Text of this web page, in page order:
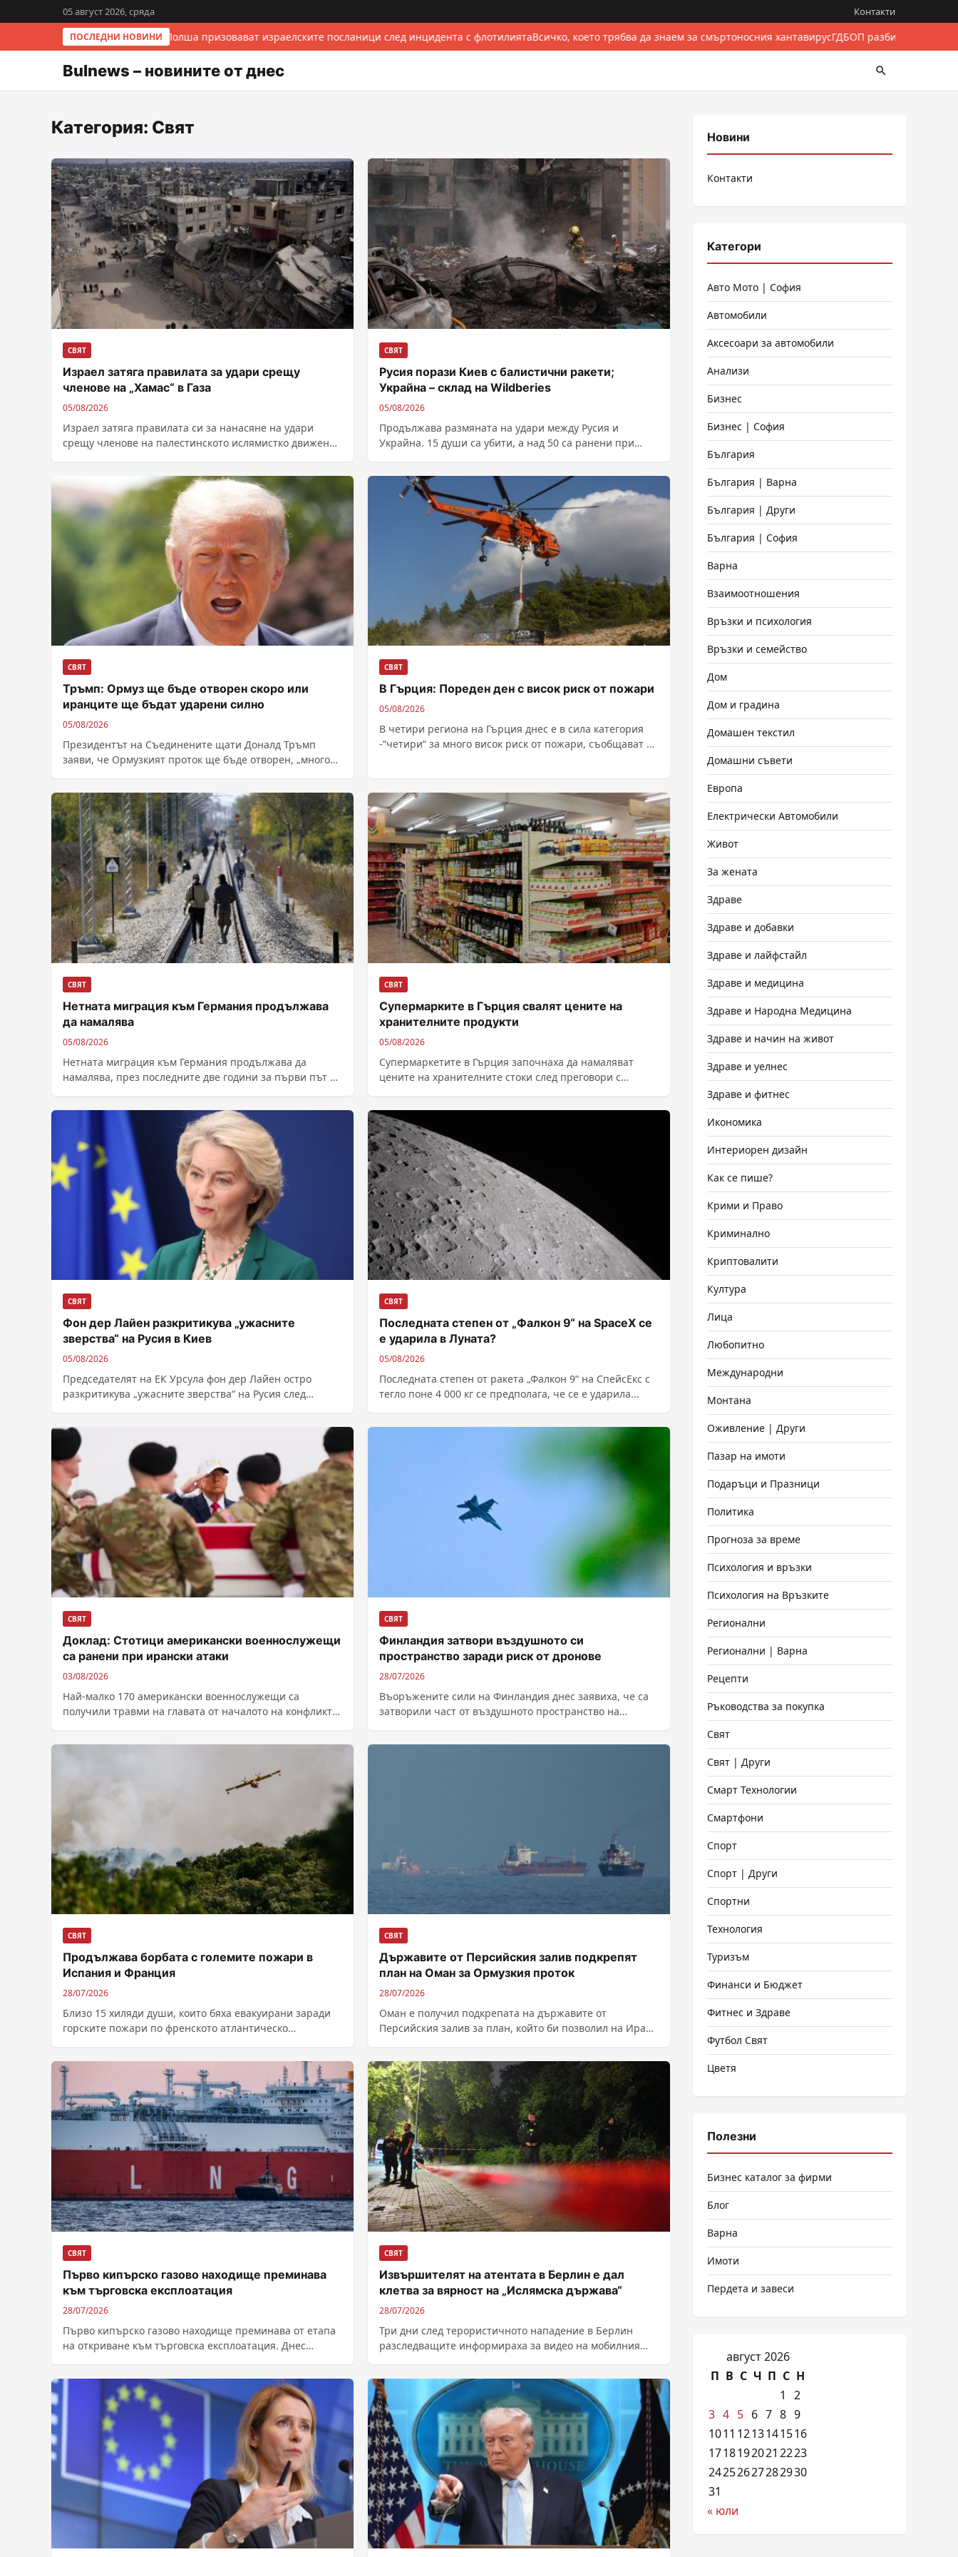
05 август 2026, сряда Контакти
ПОСЛЕДНИ НОВИНИ
Италия и Полша призовават израелските посланици след инцидента с флотилиятаВсичко, което трябва да знаем за смъртоносния хантавирусГДБОП разби
Bulnews – новините от днес
Категория: Свят
СВЯТ
Израел затяга правилата за удари срещу
членове на „Хамас“ в Газа
05/08/2026
Израел затяга правилата си за нанасяне на удари
срещу членове на палестинското ислямистко движение
СВЯТ
Русия порази Киев с балистични ракети;
Украйна – склад на Wildberies
05/08/2026
Продължава размяната на удари между Русия и
Украйна. 15 души са убити, а над 50 са ранени при
СВЯТ
Тръмп: Ормуз ще бъде отворен скоро или
иранците ще бъдат ударени силно
05/08/2026
Президентът на Съединените щати Доналд Тръмп
заяви, че Ормузкият проток ще бъде отворен, „много
СВЯТ
В Гърция: Пореден ден с висок риск от пожари
05/08/2026
В четири региона на Гърция днес е в сила категория
-“четири“ за много висок риск от пожари, съобщават от
СВЯТ
Нетната миграция към Германия продължава
да намалява
05/08/2026
Нетната миграция към Германия продължава да
намалява, през последните две години за първи път от
СВЯТ
Супермарките в Гърция свалят цените на
хранителните продукти
05/08/2026
Супермаркетите в Гърция започнаха да намаляват
цените на хранителните стоки след преговори с
СВЯТ
Фон дер Лайен разкритикува „ужасните
зверства“ на Русия в Киев
05/08/2026
Председателят на ЕК Урсула фон дер Лайен остро
разкритикува „ужасните зверства“ на Русия след
СВЯТ
Последната степен от „Фалкон 9“ на SpaceX се
е ударила в Луната?
05/08/2026
Последната степен от ракета „Фалкон 9“ на СпейсЕкс с
тегло поне 4 000 кг се предполага, че се е ударила...
СВЯТ
Доклад: Стотици американски военнослужещи
са ранени при ирански атаки
03/08/2026
Най-малко 170 американски военнослужещи са
получили травми на главата от началото на конфликта
СВЯТ
Финландия затвори въздушното си
пространство заради риск от дронове
28/07/2026
Въоръжените сили на Финландия днес заявиха, че са
затворили част от въздушното пространство на
СВЯТ
Продължава борбата с големите пожари в
Испания и Франция
28/07/2026
Близо 15 хиляди души, които бяха евакуирани заради
горските пожари по френското атлантическо
СВЯТ
Държавите от Персийския залив подкрепят
план на Оман за Ормузкия проток
28/07/2026
Оман е получил подкрепата на държавите от
Персийския залив за план, който би позволил на Иран
СВЯТ
Първо кипърско газово находище преминава
към търговска експлоатация
28/07/2026
Първо кипърско газово находище преминава от етапа
на откриване към търговска експлоатация. Днес
СВЯТ
Извършителят на атентата в Берлин е дал
клетва за вярност на „Ислямска държава“
28/07/2026
Три дни след терористичното нападение в Берлин
разследващите информираха за видео на мобилния
Новини
Контакти
Категори
Авто Мото | София
Автомобили
Аксесоари за автомобили
Анализи
Бизнес
Бизнес | София
България
България | Варна
България | Други
България | София
Варна
Взаимоотношения
Връзки и психология
Връзки и семейство
Дом
Дом и градина
Домашен текстил
Домашни съвети
Европа
Електрически Автомобили
Живот
За жената
Здраве
Здраве и добавки
Здраве и лайфстайл
Здраве и медицина
Здраве и Народна Медицина
Здраве и начин на живот
Здраве и уелнес
Здраве и фитнес
Икономика
Интериорен дизайн
Как се пише?
Крими и Право
Криминално
Криптовалити
Култура
Лица
Любопитно
Международни
Монтана
Оживление | Други
Пазар на имоти
Подаръци и Празници
Политика
Прогноза за време
Психология и връзки
Психология на Връзките
Регионални
Регионални | Варна
Рецепти
Ръководства за покупка
Свят
Свят | Други
Смарт Технологии
Смартфони
Спорт
Спорт | Други
Спортни
Технология
Туризъм
Финанси и Бюджет
Фитнес и Здраве
Футбол Свят
Цветя
Полезни
Бизнес каталог за фирми
Блог
Варна
Имоти
Пердета и завеси
август 2026
П В С Ч П С Н
1
2
3 4 5 6 7 8 9
1011 1213141516
1718192021 2223
24252627282930
31
« юли